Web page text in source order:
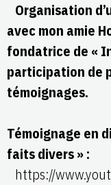
Organisation
avec mon amie
fondatrice de «
participation de
témoignages.
Témoignage en
faits divers » :
https://